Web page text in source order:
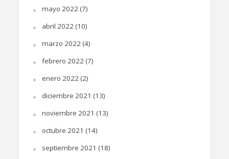
mayo 2022(7)
abril 2022(10)
marzo 2022(4)
febrero 2022(7)
enero 2022(2)
diciembre 2021 (13)
noviembre 2021 (13)
octubre 2021 (14)
septiembre 2021 (18)